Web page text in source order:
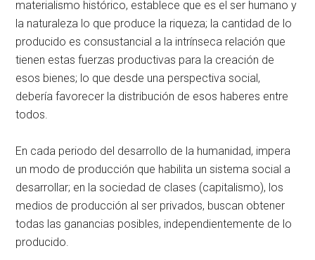
materialismo histórico, establece que es el ser humano y
la naturaleza lo que produce la riqueza; la cantidad de lo
producido es consustancial a la intrínseca relación que
tienen estas fuerzas productivas para la creación de
esos bienes; lo que desde una perspectiva social,
debería favorecer la distribución de esos haberes entre
todos.
En cada periodo del desarrollo de la humanidad, impera
un modo de producción que habilita un sistema social a
desarrollar; en la sociedad de clases (capitalismo), los
medios de producción al ser privados, buscan obtener
todas las ganancias posibles, independientemente de lo
producido.